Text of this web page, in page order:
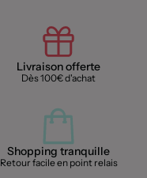
Livraison offerte
Dès 100€ d'achat
Shopping tranquille
Retour facile en point relais